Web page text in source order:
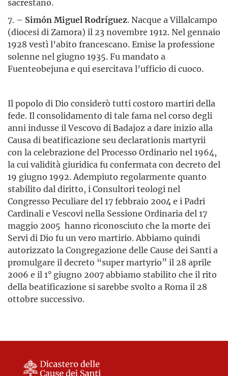
sacrestano.
7. – Simón Miguel Rodríguez. Nacque a Villalcampo
(diocesi di Zamora) il 23 novembre 1912. Nel gennaio
1928 vestì l’abito francescano. Emise la professione
solenne nel giugno 1935. Fu mandato a
Fuenteobejuna e qui esercitava l’ufficio di cuoco.
Il popolo di Dio considerò tutti costoro martiri della
fede. Il consolidamento di tale fama nel corso degli
anni indusse il Vescovo di Badajoz a dare inizio alla
Causa di beatificazione seu declarationis martyrii
con la celebrazione del Processo Ordinario nel 1964,
la cui validità giuridica fu confermata con decreto del
19 giugno 1992. Adempiuto regolarmente quanto
stabilito dal diritto, i Consultori teologi nel
Congresso Peculiare del 17 febbraio 2004 e i Padri
Cardinali e Vescovi nella Sessione Ordinaria del 17
maggio 2005 hanno riconosciuto che la morte dei
Servi di Dio fu un vero martirio. Abbiamo quindi
autorizzato la Congregazione delle Cause dei Santi a
promulgare il decreto “super martyrio” il 28 aprile
2006 e il 1° giugno 2007 abbiamo stabilito che il rito
della beatificazione si sarebbe svolto a Roma il 28
ottobre successivo.